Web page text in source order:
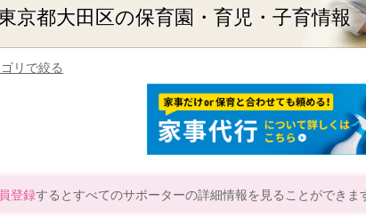
京都大田区の保育園・育児・子育情報
リで絞る
登録するとすべてのサポーターの詳細情報を見ることができま